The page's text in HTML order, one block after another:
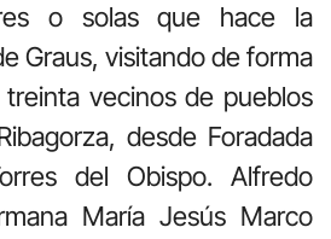
o solas que hace la
Graus, visitando de forma
vecinos de pueblos
desde Foradada
del Obispo. Alfredo
María Jesús Marco